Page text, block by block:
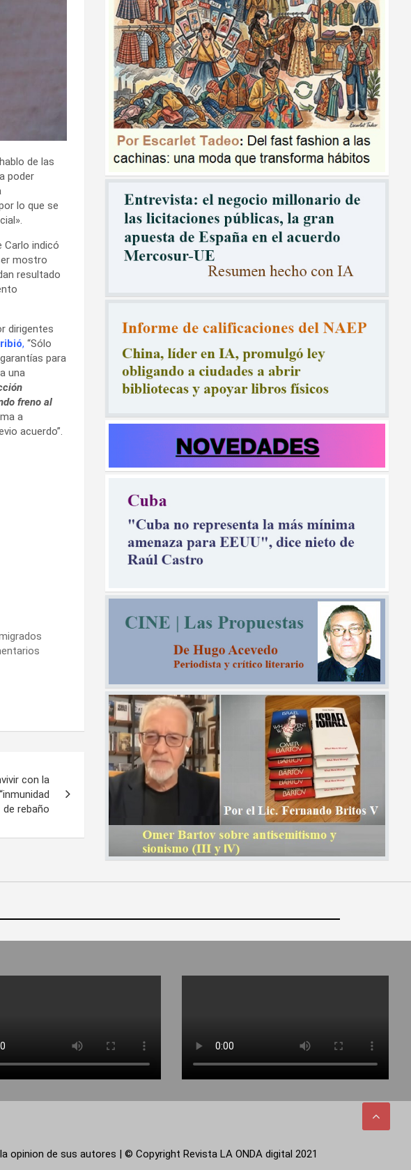
de las
poder
lo que se
Carlo indicó
mostro
resultado
dirigentes
, “Sólo
para
una
freno al
a
acuerdo”.
con la
de rebaño
opinion de sus autores | © Copyright Revista LA ONDA digital 2021